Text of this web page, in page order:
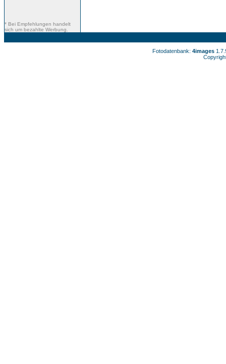
* Bei Empfehlungen handelt
sich um bezahlte Werbung.
Fotodatenbank: 4images